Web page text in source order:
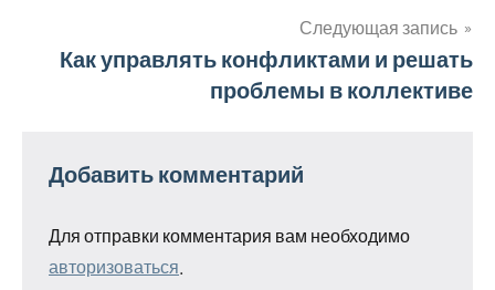
Следующая запись
Как управлять конфликтами и решать
проблемы в коллективе
Добавить комментарий
Для отправки комментария вам необходимо
авторизоваться